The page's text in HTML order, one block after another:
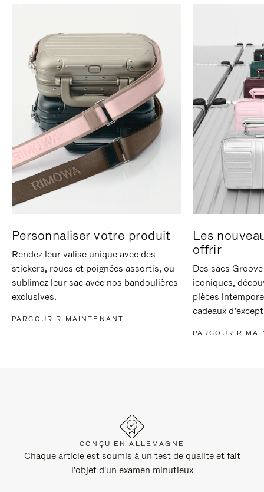
Personnaliser votre produit
Rendez leur valise unique avec des
stickers, roues et poignées assortis, ou
sublimez leur sac avec nos bandoulières
exclusives.
PARCOURIR MAINTENANT
Les
offrir
Des sacs
iconiques,
pièces
cadeaux
PARCOURIR
CONÇU EN ALLEMAGNE
Chaque article est soumis à un test de qualité et fait
l'objet d'un examen minutieux